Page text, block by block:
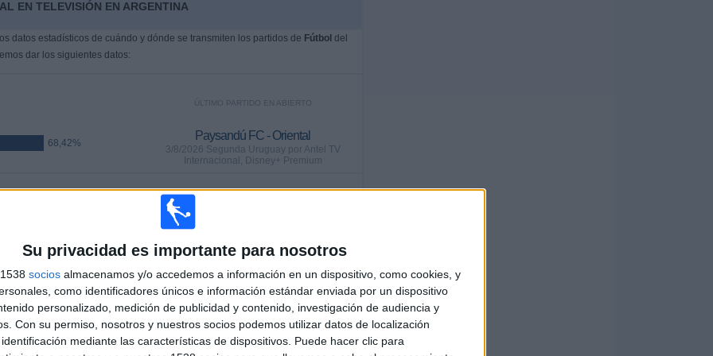
Su privacidad es importante para nosotros
socios almacenamos y/o accedemos a información en un dispositivo, como cookies, y
como identificadores únicos e información estándar enviada por un dispositivo
personalizado, medición de publicidad y contenido, investigación de audiencia y
Con su permiso, nosotros y nuestros socios podemos utilizar datos de localización
mediante las características de dispositivos. Puede hacer clic para
EN TELEVISIÓN EN ARGENTINA
datos estadísticos de cuándo y dónde se transmiten los partidos de Fútbol del
dar los siguientes datos:
68,42%
ÚLTIMO PARTIDO EN ABIERTO
Paysandú FC - Oriental
3/8/2026 Segunda Uruguay por Antel TV
Internacional, Disney+ Premium
SIN PARTIDO
GRATUÍTO
CONSECUTIVOS
DE PAGO